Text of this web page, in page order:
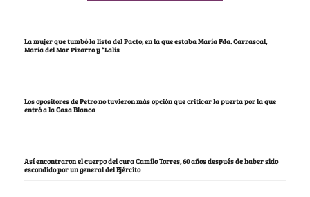
La mujer que tumbó la lista del Pacto, en la que estaba María Fda. Carrascal,
María del Mar Pizarro y “Lalis
Los opositores de Petro no tuvieron más opción que criticar la puerta por la que
entró a la Casa Blanca
Así encontraron el cuerpo del cura Camilo Torres, 60 años después de haber sido
escondido por un general del Ejército